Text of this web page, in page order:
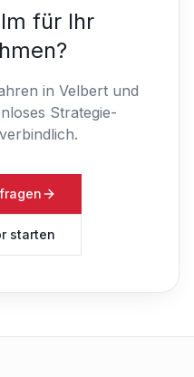
für Ihr
in Velbert und
Strategie-
starten